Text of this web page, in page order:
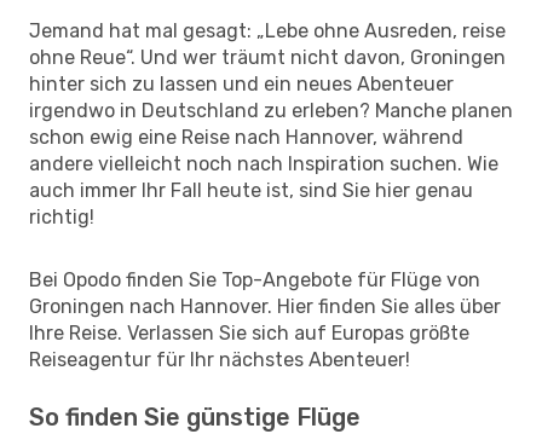
Jemand hat mal gesagt: „Lebe ohne Ausreden, reise
ohne Reue“. Und wer träumt nicht davon, Groningen
hinter sich zu lassen und ein neues Abenteuer
irgendwo in Deutschland zu erleben? Manche planen
schon ewig eine Reise nach Hannover, während
andere vielleicht noch nach Inspiration suchen. Wie
auch immer Ihr Fall heute ist, sind Sie hier genau
richtig!
Bei Opodo finden Sie Top-Angebote für Flüge von
Groningen nach Hannover. Hier finden Sie alles über
Ihre Reise. Verlassen Sie sich auf Europas größte
Reiseagentur für Ihr nächstes Abenteuer!
So finden Sie günstige Flüge